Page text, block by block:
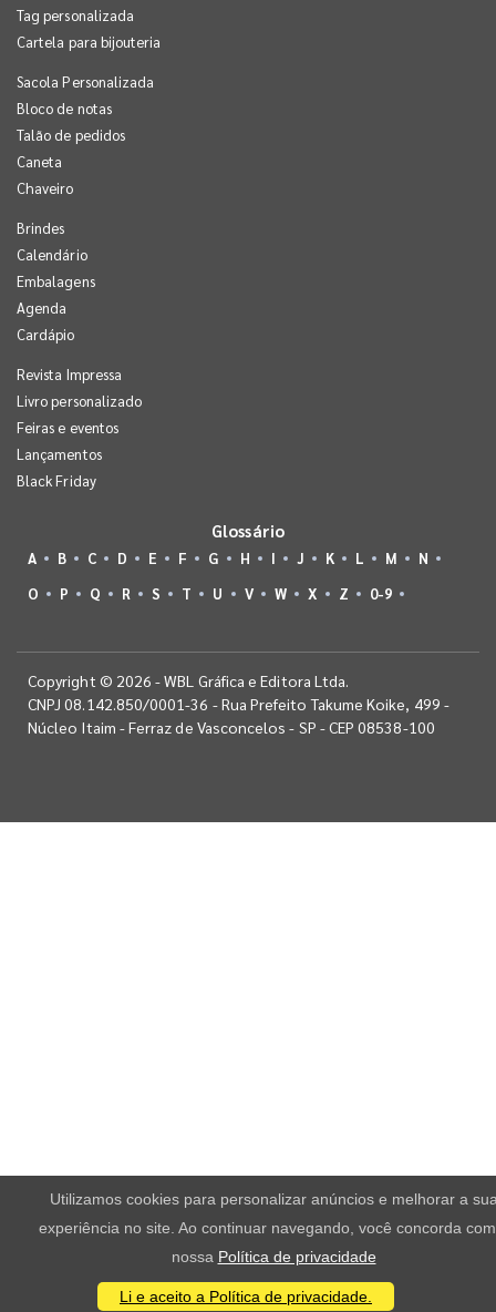
Tag personalizada
Cartela para bijouteria
Sacola Personalizada
Bloco de notas
Talão de pedidos
Caneta
Chaveiro
Brindes
Calendário
Embalagens
Agenda
Cardápio
Revista Impressa
Livro personalizado
Feiras e eventos
Lançamentos
Black Friday
Glossário
A B C D E F G H I J K L M
N
O
P Q R S T U V W X Z 0-9
Copyright © 2026 - WBL Gráfica e Editora Ltda.
CNPJ 08.142.850/0001-36 - Rua Prefeito Takume Koike, 499 -
Núcleo Itaim - Ferraz de Vasconcelos - SP - CEP 08538-100
Utilizamos cookies para personalizar anúncios e melhorar a
experiência no site. Ao continuar navegando, você concorda
nossa Política de privacidade
Li e aceito a Política de privacidade.